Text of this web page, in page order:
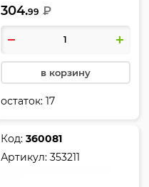
вида, Essential, Deli,
E0229F
304.99 ₽
в корзину
остаток:17
Код:360081
Артикул:353211